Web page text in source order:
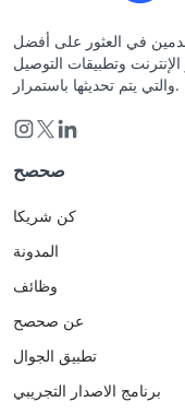
في العثور على أفضل
وتطبيقات التوصيل
والتي يتم تحديثها باستمرار.
صحصح
كن شريكا
المدونة
وظائف
عن صحصح
تطبيق الجوال
برنامج الاصدار التجريبي